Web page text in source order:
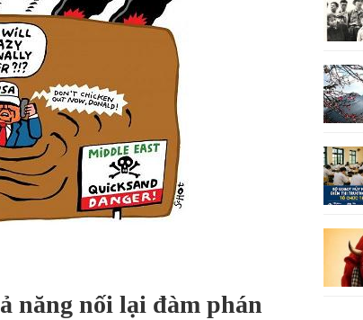
năng nối lại đàm phán